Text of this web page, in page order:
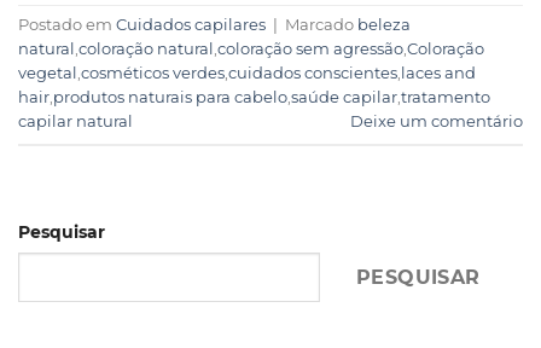
Pesquisar
PESQUISAR
Postado em Cuidados capilares Marcado beleza
natural coloração natural coloração sem agressão Coloração
vegetal cosméticos verdes cuidados conscientes laces and
hair produtos naturais para cabelo saúde capilar tratamento
capilar natural
Deixe um comentário